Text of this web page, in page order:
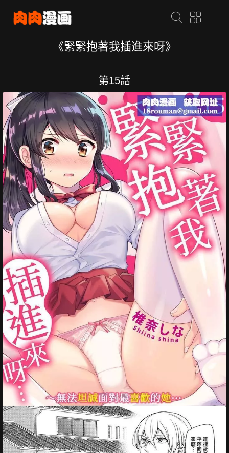
《緊緊抱著我插進來呀》
第15話